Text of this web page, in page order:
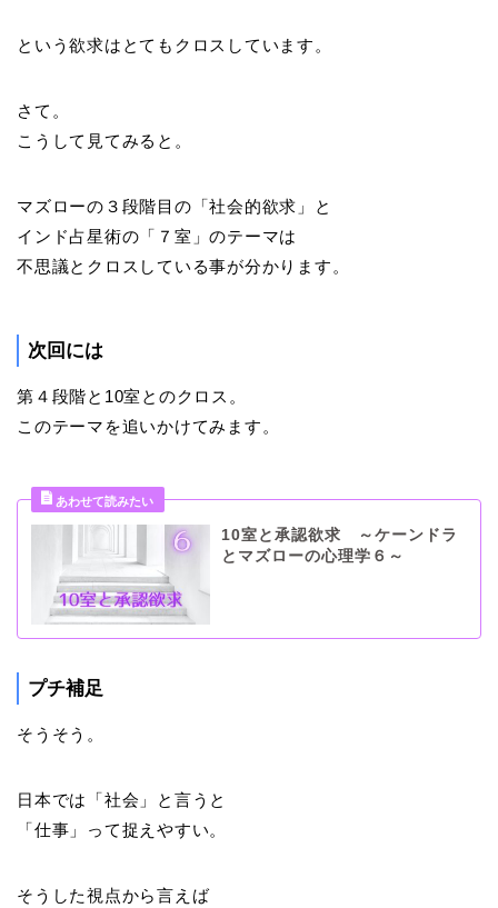
という欲求はとてもクロスしています。
さて。
こうして見てみると。
マズローの３段階目の「社会的欲求」と
インド占星術の「７室」のテーマは
不思議とクロスしている事が分かります。
次回には
第４段階と10室とのクロス。
このテーマを追いかけてみます。
10室と承認欲求 ～ケーンドラ
とマズローの心理学６～
プチ補足
そうそう。
日本では「社会」と言うと
「仕事」って捉えやすい。
そうした視点から言えば